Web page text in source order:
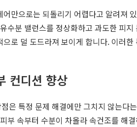
만으로는 되돌리기 어렵다고 알려져
수분 밸런스를 정상화하고 과도한 피
로 덜 도드라져 보이게 합니다. 이러
컨디션 향상
은 특정 문제 해결에만 그치지 않는다
부 속부터 수분이 차올라 속건조를 해